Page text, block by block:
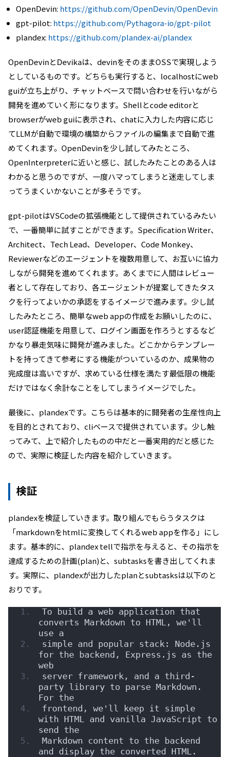
OpenDevin: https://github.com/OpenDevin/OpenDevin
gpt-pilot: https://github.com/Pythagora-io/gpt-pilot
plandex: https://github.com/plandex-ai/plandex
OpenDevinとDevikaは、devinをそのままOSSで実現しよう
としているものです。どちらも実行すると、localhostにweb
guiが立ち上がり、チャットベースで問い合わせを行いながら
開発を進めていく形になります。Shellとcode editorと
browserがweb guiに表示され、chatに入力した内容に応じ
てLLMが自動で環境の構築からファイルの編集まで自動で進
めてくれます。OpenDevinを少し試してみたところ、
OpenInterpreterに近いと感じ、試したみたことのある人は
わかると思うのですが、一度ハマってしまうと迷走してしま
ってうまくいかないことが多そうです。
gpt-pilotはVSCodeの拡張機能として提供されているみたい
で、一番簡単に試すことができます。Specification Writer、
Architect、Tech Lead、Developer、Code Monkey、
Reviewerなどのエージェントを複数用意して、お互いに協力
しながら開発を進めてくれます。あくまでに人間はレビュー
者として存在しており、各エージェントが提案してきたタス
クを行ってよいかの承認をするイメージで進みます。少し試
したみたところ、簡単なweb appの作成をお願いしたのに、
user認証機能を用意して、ログイン画面を作ろうとするなど
かなり暴走気味に開発が進みました。どこかからテンプレー
トを持ってきて参考にする機能がついているのか、成果物の
完成度は高いですが、求めている仕様を満たす最低限の機能
だけではなく余計なことをしてしまうイメージでした。
最後に、plandexです。こちらは基本的に開発者の生産性向上
を目的とされており、cliベースで提供されています。少し触
ってみて、上で紹介したものの中だと一番実用的だと感じた
ので、実際に検証した内容を紹介していきます。
検証
plandexを検証していきます。取り組んでもらうタスクは
「markdownをhtmlに変換してくれるweb appを作る」にし
ます。基本的に、plandex tellで指示を与えると、その指示を
達成するための計画(plan)と、subtasksを書き出してくれま
す。実際に、plandexが出力したplanとsubtasksは以下のと
おりです。
To build a web application that
converts Markdown to HTML, we'll
use a
simple and popular stack: Node.js
for the backend, Express.js as the
web
server framework, and a third-
party library to parse Markdown.
For the
frontend, we'll keep it simple
with HTML and vanilla JavaScript to
send the
Markdown content to the backend
and display the converted HTML.